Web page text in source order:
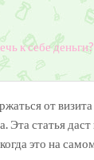
к себе деньги?
от
Эта статья
это на